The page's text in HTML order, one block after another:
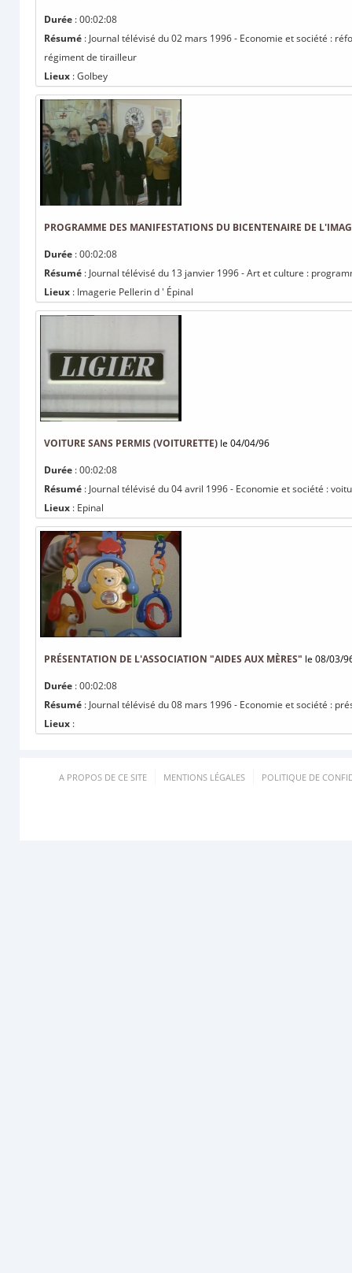
Durée : 00:02:08
Résumé : Journal télévisé du 02 mars 1996 - Economie et société :
régiment de tirailleur
Lieux : Golbey
PROGRAMME DES MANIFESTATIONS DU BICENTENAIRE DE
Durée : 00:02:08
Résumé : Journal télévisé du 13 janvier 1996 - Art et culture :
Lieux : Imagerie Pellerin d ' Épinal
VOITURE SANS PERMIS (VOITURETTE) le 04/04/96
Durée : 00:02:08
Résumé : Journal télévisé du 04 avril 1996 - Economie et société :
Lieux : Epinal
PRÉSENTATION DE L'ASSOCIATION "AIDES AUX MÈRES" le 08/03/
Durée : 00:02:08
Résumé : Journal télévisé du 08 mars 1996 - Economie et société :
Lieux :
A PROPOS DE CE SITE MENTIONS LÉGALES POLITIQUE DE